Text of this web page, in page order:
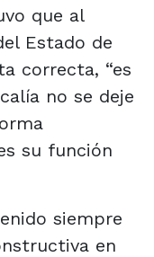
que al
Estado de
correcta, “es
no se deje
su función
siempre
en